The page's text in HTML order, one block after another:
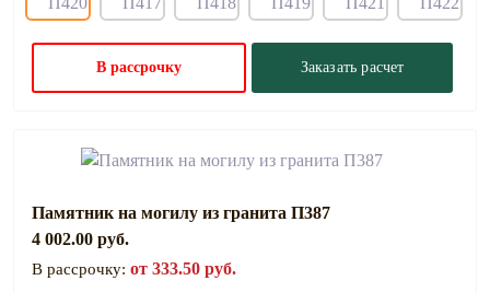
В рассрочку Заказать расчет
Памятник на могилу из гранита П387
4 002.00 руб.
В рассрочку: от 333.50 руб.